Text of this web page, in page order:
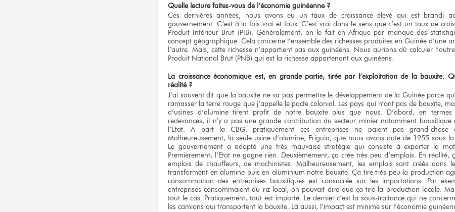
Quelle lecture faites-vous de l’économie guinéenne ?
Ces dernières années, nous avons eu un taux de croissance élevé qui est brandi
gouvernement. C’est à la fois vrai et faux. C’est vrai dans le sens que c’est un taux de
Produit Intérieur Brut (PIB). Généralement, on le fait en Afrique par manque des
concept géographique. Cela concerne l’ensemble des richesses produites en Guinée d’une
l’autre. Mais, cette richesse n’appartient pas aux guinéens. Nous aurions dû calculer
Produit National Brut (PNB) qui est la richesse appartenant aux guinéens.
La croissance économique est, en grande partie, tirée par l’exploitation de la bauxite.
réalité ?
J’ai souvent dit que la bauxite ne va pas permettre le développement de la Guinée parce
ramasser la terre rouge que j’appelle le pacte colonial. Les pays qui n’ont pas de bauxite,
d’usines d’alumine tirent profit de notre bauxite plus que nous. D’abord, en
redevances, il n’y a pas une grande contribution du secteur minier notamment
l’Etat. A part la CBG, pratiquement ces entreprises ne paient pas grand-chose
Malheureusement, la seule usine d’alumine, Friguia, que nous avons date de 1955 sous
Le gouvernement a adopté une très mauvaise stratégie qui consiste à exporter la
Premièrement, l’Etat ne gagne rien. Deuxièmement, ça crée très peu d’emplois. En réalité,
emplois de chauffeurs, de machinistes. Malheureusement, les emplois sont créés dans
transforment en alumine puis en aluminium notre bauxite. Ça tire très peu la production
consommation des entreprises bauxitiques est consacrée sur les importations. Par
entreprises consommaient du riz local, on pouvait dire que ça tire la production locale.
tout le cas. Pratiquement, tout est importé. Le dernier c’est la sous-traitance qui ne
les camions qui transportent la bauxite. Là aussi, l’impact est minime sur l’économie